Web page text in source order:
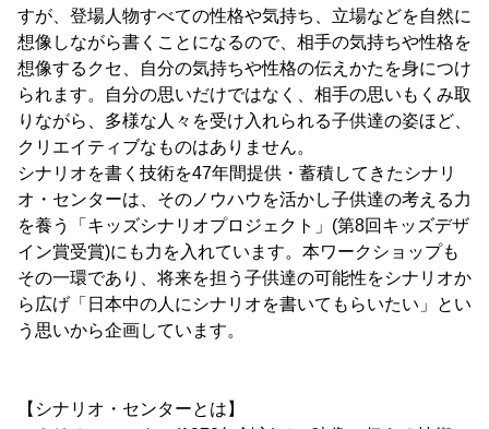
すが、登場人物すべての性格や気持ち、立場などを自然に
想像しながら書くことになるので、相手の気持ちや性格を
想像するクセ、自分の気持ちや性格の伝えかたを身につけ
られます。自分の思いだけではなく、相手の思いもくみ取
りながら、多様な人々を受け入れられる子供達の姿ほど、
クリエイティブなものはありません。
シナリオを書く技術を47年間提供・蓄積してきたシナリ
オ・センターは、そのノウハウを活かし子供達の考える力
を養う「キッズシナリオプロジェクト」(第8回キッズデザ
イン賞受賞)にも力を入れています。本ワークショップも
その一環であり、将来を担う子供達の可能性をシナリオか
ら広げ「日本中の人にシナリオを書いてもらいたい」とい
う思いから企画しています。
【シナリオ・センターとは】